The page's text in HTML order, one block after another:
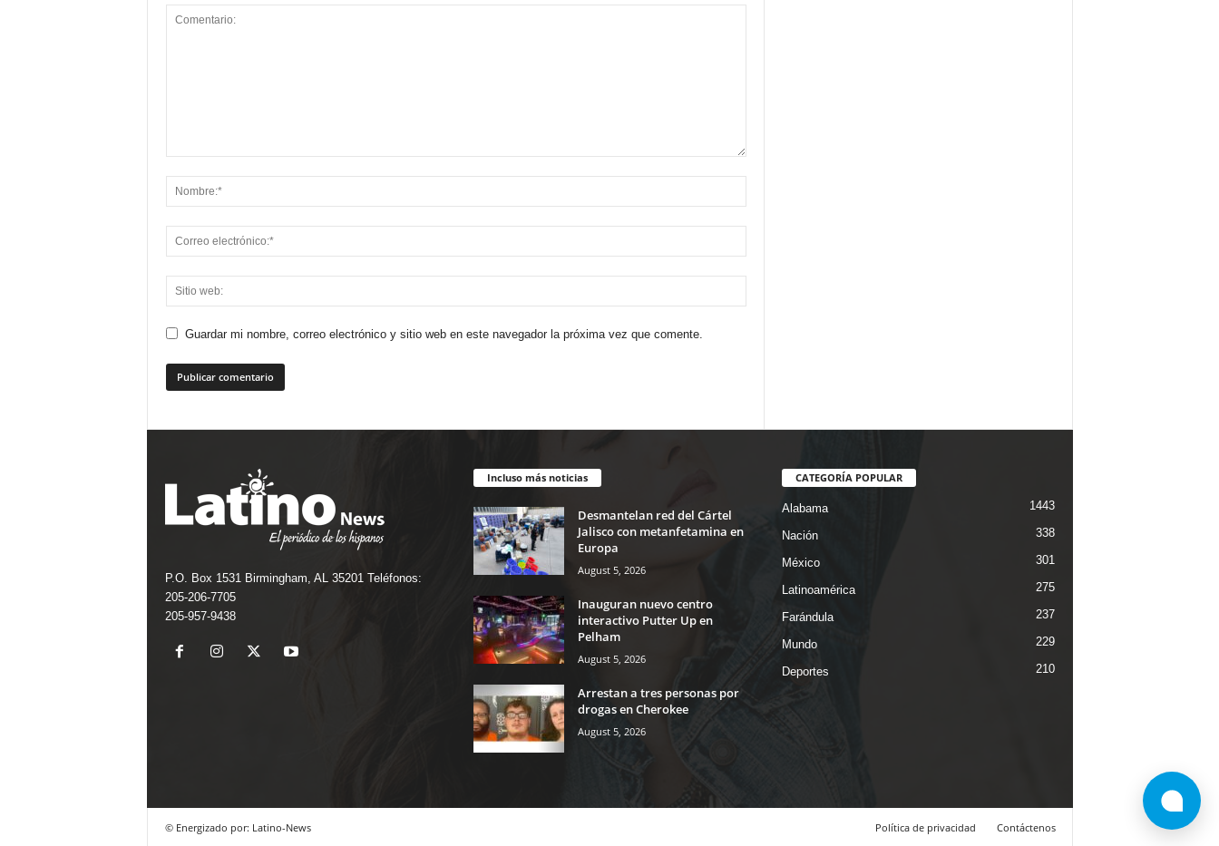
Guardar mi nombre, correo electrónico y sitio web en este navegador la próxima vez que comente.
P.O. Box 1531 Birmingham, AL 35201 Teléfonos:
205-206-7705
205-957-9438
Incluso más noticias
Desmantelan red del Cártel
Jalisco con metanfetamina en
Europa
August 5, 2026
Inauguran nuevo centro
interactivo Putter Up en
Pelham
August 5, 2026
Arrestan a tres personas por
drogas en Cherokee
August 5, 2026
CATEGORÍA POPULAR
Alabama 1443
Nación 338
México 301
Latinoamérica 275
Farándula 237
Mundo 229
Deportes 210
Política de privacidad Contáctenos
© Energizado por: Latino-News